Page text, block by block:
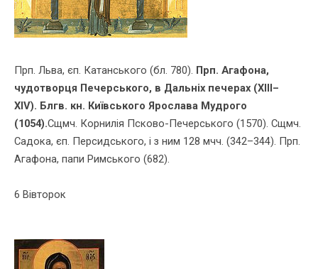
Прп. Льва, єп. Катанського (бл. 780). Прп. Агафона,
чудотворця Печер­ського, в Дальніх печерах (ХІІІ–
ХІV). Блгв. кн. Київського Ярослава Мудрого
(1054).Сщмч. Корнилія Псково-Печерського (1570). Сщмч.
Садока, єп. Персидського, і з ним 128 мчч. (342–344). Прп.
Ага­фона, папи Римського (682).
6 Вівторок